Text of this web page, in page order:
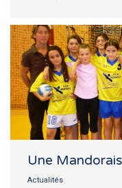
Une
Actualités